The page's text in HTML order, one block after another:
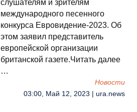
слушателям и зрителям
международного песенного
конкурса Евровидение-2023. Об
этом заявил представитель
европейской организации
британской газете.Читать далее
…
Новости
03:00, Май 12, 2023 | ura.news